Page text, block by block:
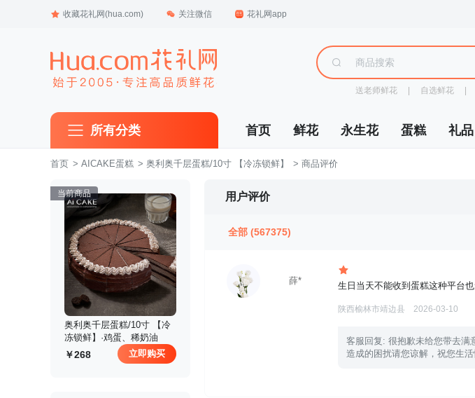
收藏花礼网(hua.com) 关注微信 花礼网app
送老师鲜花 自选鲜花
所有分类 首页 鲜花 永生花 蛋糕 礼品
首页 > AICAKE蛋糕 > 奥利奥千层蛋糕/10寸 【冷冻锁鲜】 > 商品评价
当前商品
奥利奥千层蛋糕/10寸 【冷
冻锁鲜】·鸡蛋、稀奶油
268 立即购买
用户评价
全部 (567375)
薛* 生日当天不能收到蛋糕这种平台
陕西榆林市靖边县 2026-03-10
客服回复: 很抱歉未给您带去满
造成的困扰请您谅解，祝您生活